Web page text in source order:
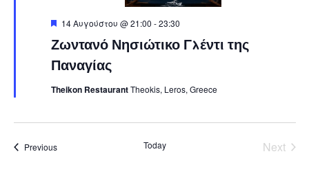
Ζωντανό Νησιώτικο Γλέντι της
Παναγίας
Featured
14 Αυγούστου @ 21:00 -23:30
Theikon RestaurantTheokis, Leros, Greece
PreviousEvents Today Next